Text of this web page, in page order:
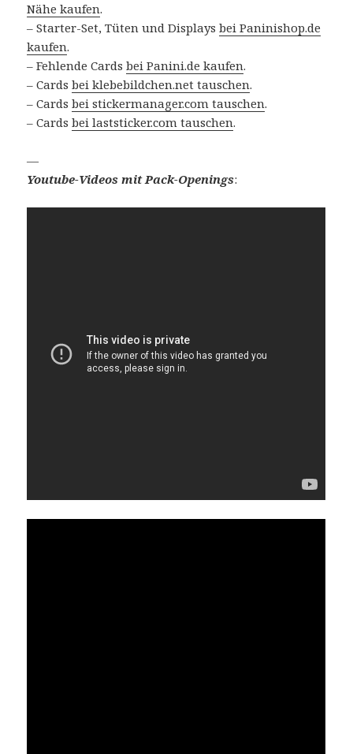
Nähe kaufen.
– Starter-Set, Tüten und Displaysbei Paninishop.de
kaufen.
– Fehlende Cardsbei Panini.de kaufen.
– Cardsbei klebebildchen.net tauschen.
– Cardsbei stickermanager.com tauschen.
– Cardsbei laststicker.com tauschen.
—
Youtube-Videos mit Pack-Openings: